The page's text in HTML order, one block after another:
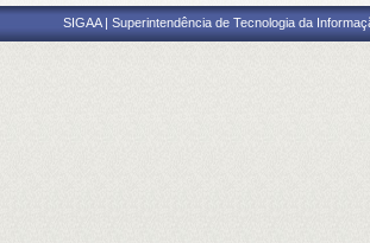
SIGAA | Superintendência de Tecnologia da